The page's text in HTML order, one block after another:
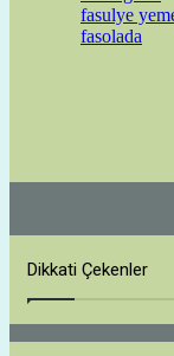
Dikkati Çekenler